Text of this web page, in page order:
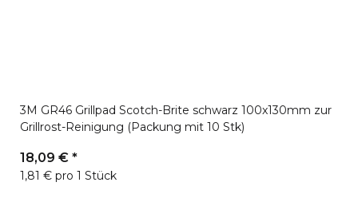
3M GR46 Grillpad Scotch-Brite schwarz 100x130mm zur
Grillrost-Reinigung (Packung mit 10 Stk)
18,09 € *
1,81 € pro 1 Stück